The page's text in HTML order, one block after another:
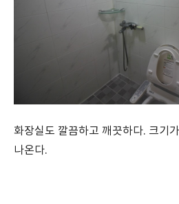
화장실도 깔끔하고 깨끗하다. 크기
나온다.